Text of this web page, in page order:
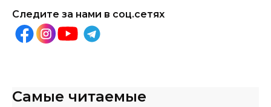
Следите за нами в соц.сетях
Самые читаемые